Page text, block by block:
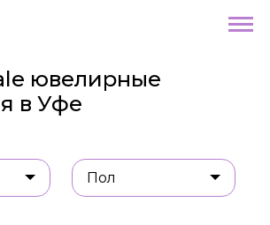
ювелирные
в Уфе
Пол